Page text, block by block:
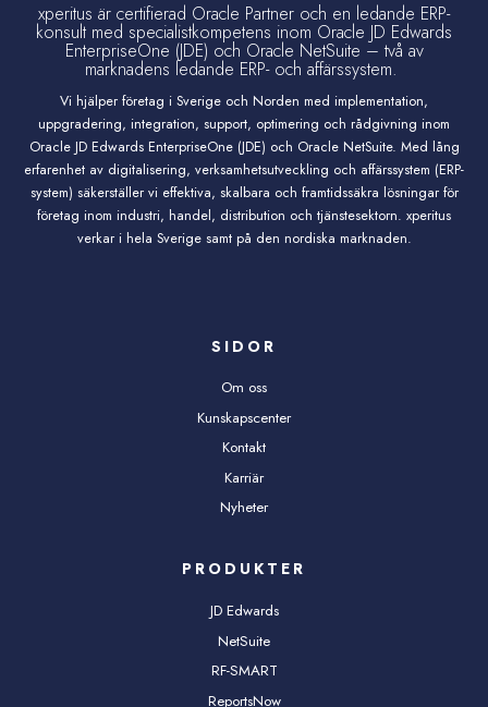
xperitus är certifierad Oracle Partner och en ledande ERP-
konsult med specialistkompetens inom Oracle JD Edwards
EnterpriseOne (JDE) och Oracle NetSuite – två av
marknadens ledande ERP- och affärssystem.
Vi hjälper företag i Sverige och Norden med implementation,
uppgradering, integration, support, optimering och rådgivning inom
Oracle JD Edwards EnterpriseOne (JDE) och Oracle NetSuite. Med lång
erfarenhet av digitalisering, verksamhetsutveckling och affärssystem (ERP-
system) säkerställer vi effektiva, skalbara och framtidssäkra lösningar för
företag inom industri, handel, distribution och tjänstesektorn. xperitus
verkar i hela Sverige samt på den nordiska marknaden.
SIDOR
Om oss
Kunskapscenter
Kontakt
Karriär
Nyheter
PRODUKTER
JD Edwards
NetSuite
RF-SMART
ReportsNow